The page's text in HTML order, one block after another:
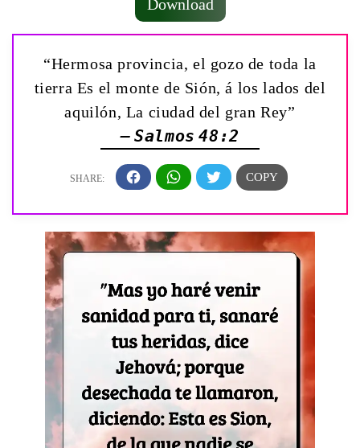
Download
“Hermosa provincia, el gozo de toda la
tierra Es el monte de Sión, á los lados del
aquilón, La ciudad del gran Rey”
— Salmos 48:2